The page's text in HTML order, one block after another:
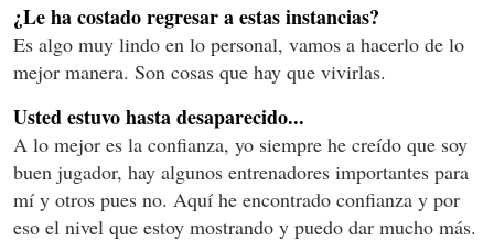
¿Le ha costado regresar a estas instancias?
Es algo muy lindo en lo personal, vamos a hacerlo de lo
mejor manera. Son cosas que hay que vivirlas.
Usted estuvo hasta desaparecido...
A lo mejor es la confianza, yo siempre he creído que soy
buen jugador, hay algunos entrenadores importantes para
mí y otros pues no. Aquí he encontrado confianza y por
eso el nivel que estoy mostrando y puedo dar mucho más.